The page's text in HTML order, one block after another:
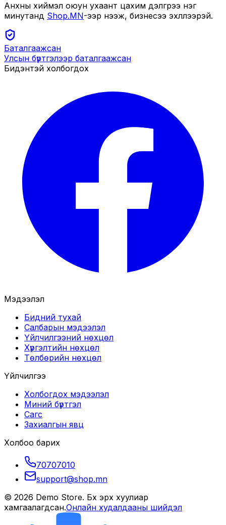
Анхны хиймэл оюун ухаант цахим дэлгүүрээ нэг
минутанд Shop.MN-ээр нээж, бизнесээ эхлүүлээрэй.
Баталгаажсан
Улсын бүртгэлээр баталгаажсан
Бидэнтэй холбогдох
Мэдээлэл
Бидний тухай
Салбарын мэдээлэл
Үйлчилгээний нөхцөл
Хүргэлтийн нөхцөл
Төлбөрийн нөхцөл
Үйлчилгээ
Холбогдох мэдээлэл
Миний бүртгэл
Сагс
Захиалгын явц
Холбоо барих
70707010
support@shop.mn
© 2026 Demo Store. Бүх эрх хуулиар
хамгаалагдсан.Онлайн худалдааны шийдэл